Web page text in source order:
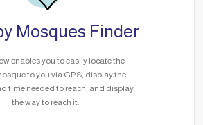
Mosques Finder
enables you to easily locate the
to you via GPS, display the
time needed to reach, and display
the way to reach it.